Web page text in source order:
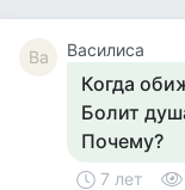
Ва Василиса
Когда
Болит
Почему?
7 лет